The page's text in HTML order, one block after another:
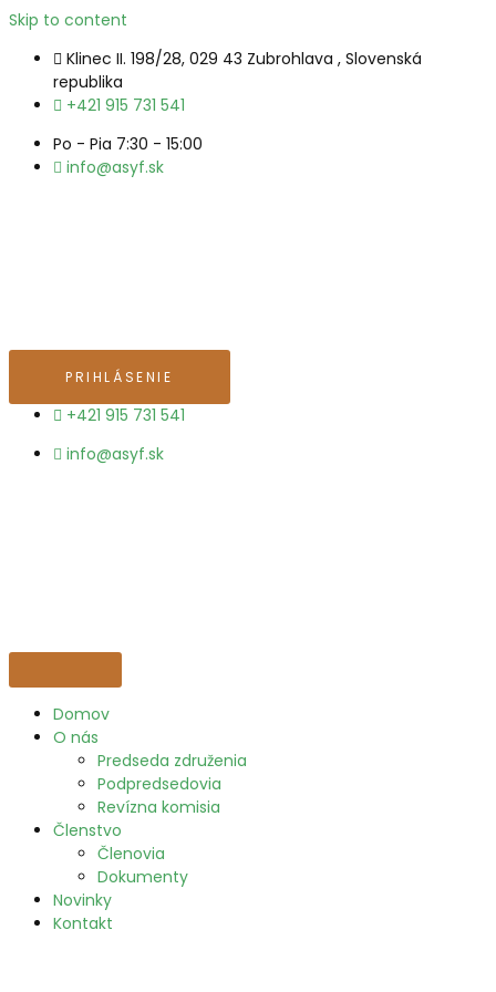
Skip to content
Klinec II. 198/28, 029 43 Zubrohlava , Slovenská
republika
+421 915 731 541
Po - Pia 7:30 - 15:00
info@asyf.sk
PRIHLÁSENIE
+421 915 731 541
info@asyf.sk
Domov
O nás
Predseda združenia
Podpredsedovia
Revízna komisia
Členstvo
Členovia
Dokumenty
Novinky
Kontakt